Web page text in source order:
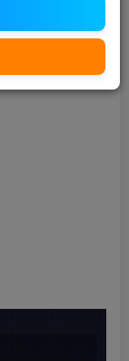
路径扫描的单
有：